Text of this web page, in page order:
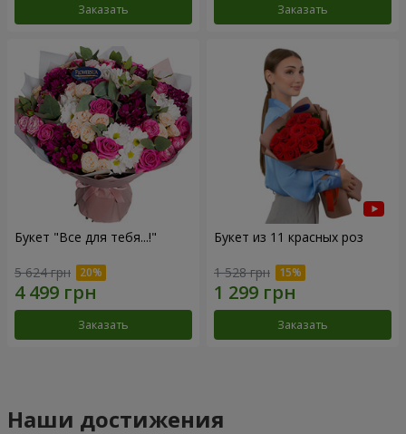
Заказать Заказать
Букет "Все для тебя...!"
5 624 грн
Заказать
Букет из 11 красных роз
1 528 грн
Заказать
Наши достижения